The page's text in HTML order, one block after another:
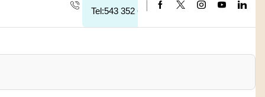
Tel:543 352 64 10